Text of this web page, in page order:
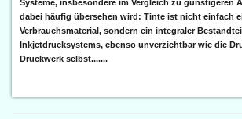
Systeme, insbesondere im Vergleich zu günstigeren
dabei häufig übersehen wird: Tinte ist nicht einfach
Verbrauchsmaterial, sondern ein integraler
Inkjetdrucksystems, ebenso unverzichtbar wie die
Druckwerk selbst.......